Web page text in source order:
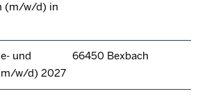
(m/w/d) in
und
w/d) 2027
66450 Bexbach